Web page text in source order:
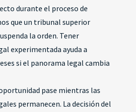
durante el proceso de
que un tribunal superior
la orden. Tener
experimentada ayuda a
si el panorama legal cambia
pase mientras las
permanecen. La decisión del